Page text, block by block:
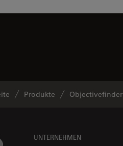
Produkte Objectivefinder
Logo UNTERNEHMEN